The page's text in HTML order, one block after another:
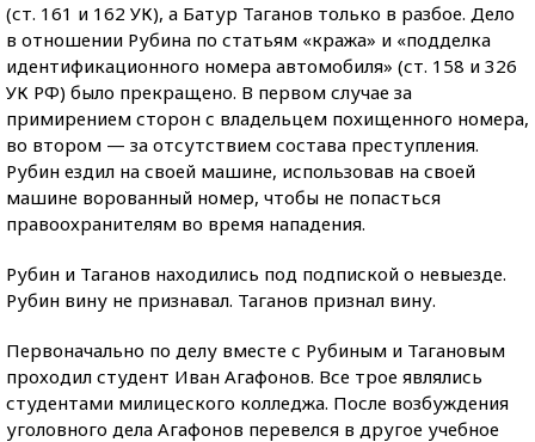
(ст. 161 и 162 УК), а Батур Таганов только в разбое. Дело
в отношении Рубина по статьям «кража» и «подделка
идентификационного номера автомобиля» (ст. 158 и 326
УК РФ) было прекращено. В первом случае за
примирением сторон с владельцем похищенного номера,
во втором — за отсутствием состава преступления.
Рубин ездил на своей машине, использовав на своей
машине ворованный номер, чтобы не попасться
правоохранителям во время нападения.
Рубин и Таганов находились под подпиской о невыезде.
Рубин вину не признавал. Таганов признал вину.
Первоначально по делу вместе с Рубиным и Тагановым
проходил студент Иван Агафонов. Все трое являлись
студентами милицеского колледжа. После возбуждения
уголовного дела Агафонов перевелся в другое учебное